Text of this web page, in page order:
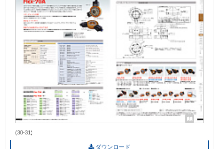
(30-31)
ダウンロード